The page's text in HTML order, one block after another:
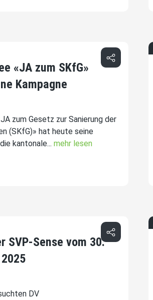
«JA zum SKfG»
Kampagne
zum Gesetz zur Sanierung der
(SKfG)» hat heute seine
kantonale... mehr lesen
SVP-Sense vom 30.
DV